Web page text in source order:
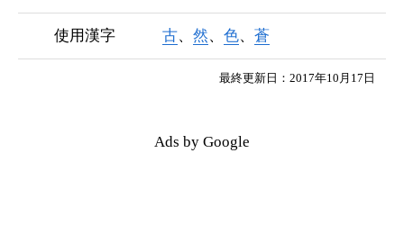
使用漢字 古、 然、 色、 蒼
最終更新日：2017年10月17日
Ads by Google